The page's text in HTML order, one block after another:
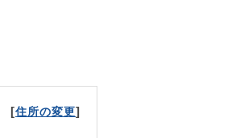
[住所の変更]